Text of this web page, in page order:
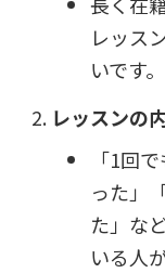
レッス
いです。
レッスンの
「1回
った」
た」な
いる人